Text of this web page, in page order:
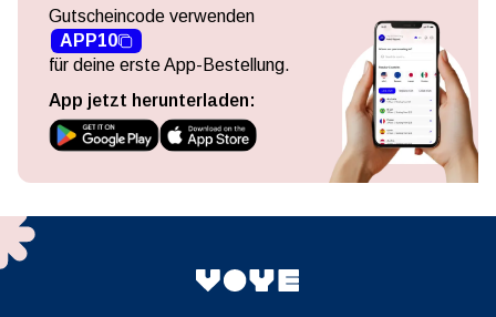
Gutscheincode verwenden
APP10
für deine erste App-Bestellung.
App jetzt herunterladen: